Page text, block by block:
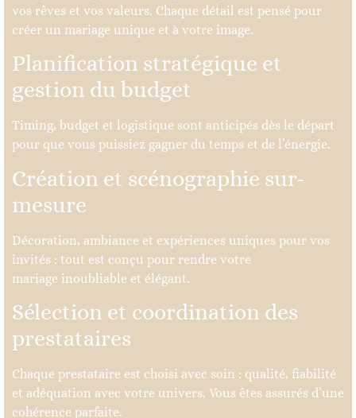
vos rêves et vos valeurs. Chaque détail est pensé pour
créer un mariage unique et à votre image.
Planification stratégique et
gestion du budget
Timing, budget et logistique sont anticipés dès le départ
pour que vous puissiez gagner du temps et de l’énergie.
Création et scénographie sur-
mesure
Décoration, ambiance et expériences uniques pour vos
invités : tout est conçu pour rendre votre
mariage inoubliable et élégant.
Sélection et coordination des
prestataires
Chaque prestataire est choisi avec soin : qualité, fiabilité
et adéquation avec votre univers. Vous êtes assurés d’une
cohérence parfaite.